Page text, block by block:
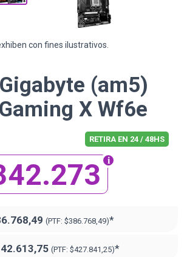
con fines ilustrativos.
(am5)
X Wf6e
RETIRA EN 24 / 48HS
(PTF: $386.768,49)*
(PTF: $427.841,25)*